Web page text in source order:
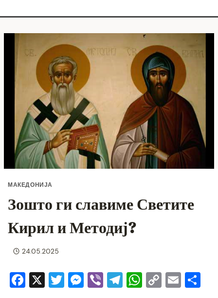
МАКЕДОНИЈА
Зошто ги славиме Светите
Кирил и Методиј?
24.05.2025
F X T M Vi T W C E